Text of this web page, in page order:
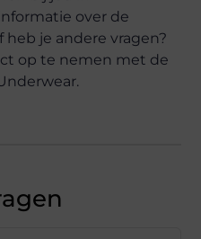
over de
je andere vragen?
op te nemen met de